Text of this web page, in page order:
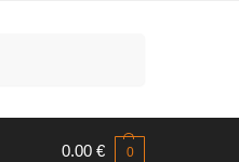
0.00 € 0